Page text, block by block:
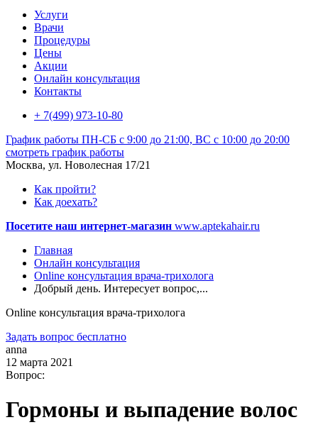
Услуги
Врачи
Процедуры
Цены
Акции
Онлайн консультация
Контакты
+ 7(499) 973-10-80
График работы ПН-СБ с 9:00 до 21:00, ВС с 10:00 до 20:00
смотреть график работы
Москва, ул. Новолесная 17/21
Как пройти?
Как доехать?
Посетите наш интернет-магазин www.aptekahair.ru
Главная
Онлайн консультация
Online консультация врача-трихолога
Добрый день. Интересует вопрос,...
Online консультация врача-трихолога
Задать вопрос бесплатно
anna
12 марта 2021
Вопрос:
Гормоны и выпадение волос